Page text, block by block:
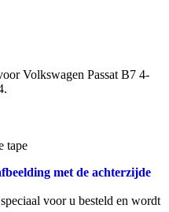
Volkswagen Passat B7 4-
tape
met de achterzijde
voor u besteld en wordt